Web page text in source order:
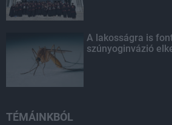
A lakosságra is
szúnyoginvázió
TÉMÁINKBÓL